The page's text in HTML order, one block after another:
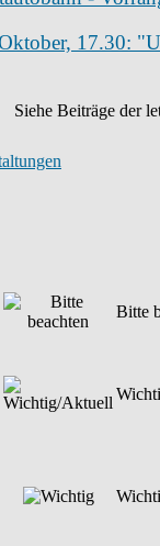
17.30:
Siehe Beiträge der
Bitte